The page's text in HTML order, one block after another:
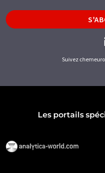
Suivez
Les portails